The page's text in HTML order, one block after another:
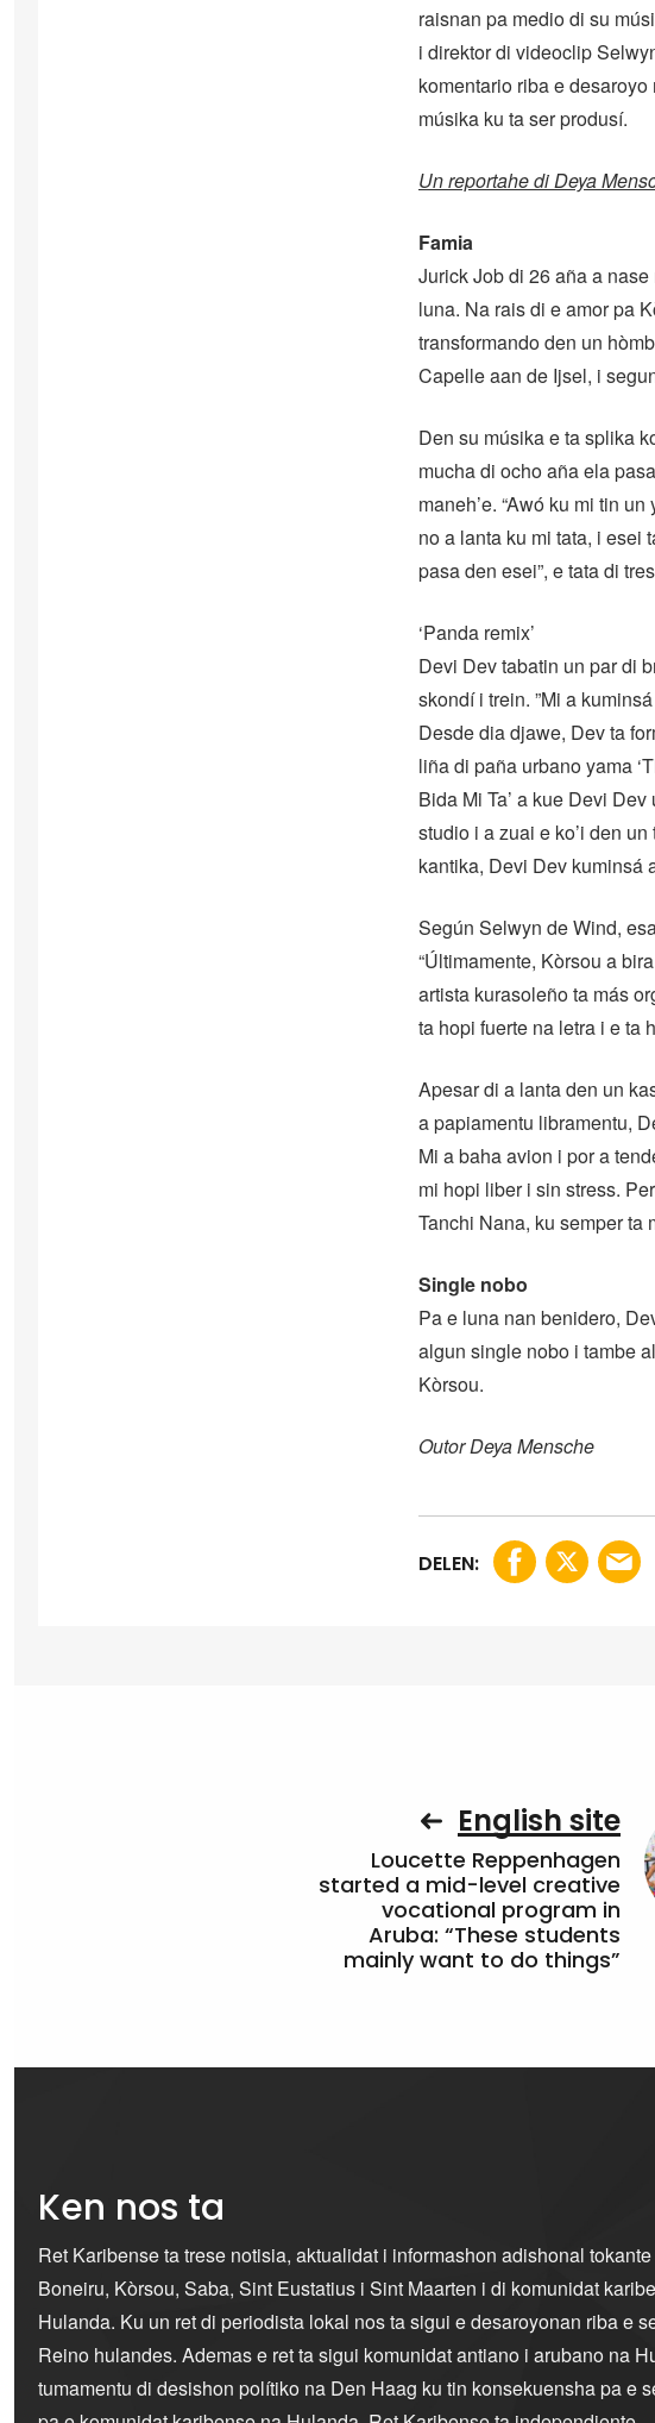
raisnan pa medio di su
i direktor di videoclip
komentario riba e
músika ku ta ser produsí.
Un reportahe di Deya
Famia
Jurick Job di 26 aña a
luna. Na rais di e amor pa
transformando den un
Capelle aan de Ijsel, i
Den su músika e ta splika
mucha di ocho aña ela
maneh’e. “Awó ku mi tin
no a lanta ku mi tata, i esei
pasa den esei”, e tata di
‘Panda remix’
Devi Dev tabatin un par di
skondí i trein. ”Mi a
Desde dia djawe, Dev ta
liña di paña urbano yama
Bida Mi Ta’ a kue Devi Dev
studio i a zuai e ko’i den
kantika, Devi Dev kuminsá
Según Selwyn de Wind,
“Últimamente, Kòrsou a
artista kurasoleño ta más
ta hopi fuerte na letra i e ta
Apesar di a lanta den un
a papiamentu libramentu,
Mi a baha avion i por a
mi hopi liber i sin stress.
Tanchi Nana, ku semper ta
Single nobo
Pa e luna nan benidero,
algun single nobo i tambe
Kòrsou.
Outor Deya Mensche
DELEN:
English site
Loucette Reppenhagen
started a mid-level creative
vocational program in
Aruba: “These students
mainly want to do things”
Ken nos ta
Ret Karibense ta trese notisia, aktualidat i informashon adishonal
Boneiru, Kòrsou, Saba, Sint Eustatius i Sint Maarten i di komunidat
Hulanda. Ku un ret di periodista lokal nos ta sigui e desaroyonan riba e
Reino hulandes. Ademas e ret ta sigui komunidat antiano i arubano na
tumamentu di desishon polítiko na Den Haag ku tin konsekuensha pa e